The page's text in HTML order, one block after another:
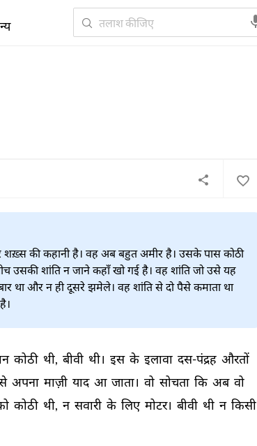
की कहानी है। वह अब बहुत अमीर है। उसके पास कोठी
उसकी शांति न जाने कहाँ खो गई है। वह शांति जो उसे यह
था और न ही दूसरे झमेले। वह शांति से दो पैसे कमाता था
कोठी थी, बीवी थी। इस के इलावा दस-पंद्रह औरतों
अपना माज़ी याद आ जाता। वो सोचता कि अब वो
कोठी थी, न सवारी के लिए मोटर। बीवी थी न किसी